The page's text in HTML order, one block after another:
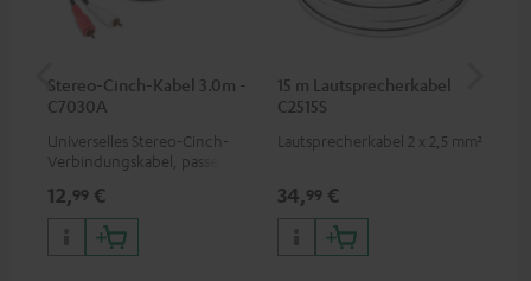
Stereo-Cinch-Kabel 3.0m -
C7030A
Universelles Stereo-Cinch-
Verbindungskabel, passend
Buchsen
12,99 €
15 m Lautsprecherkabel
C2515S
Lautsprecherkabel 2 x 2,5 mm²
34,99 €